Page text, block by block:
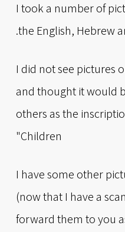
I took a number of
the English, Hebrew
I did not see pictures
and thought it would
others as the
Children"
I have some other
(now that I have a
forward them to you